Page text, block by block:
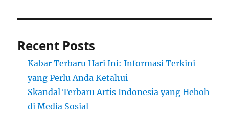
Recent Posts
Kabar Terbaru Hari Ini: Informasi Terkini
yang Perlu Anda Ketahui
Skandal Terbaru Artis Indonesia yang Heboh
di Media Sosial